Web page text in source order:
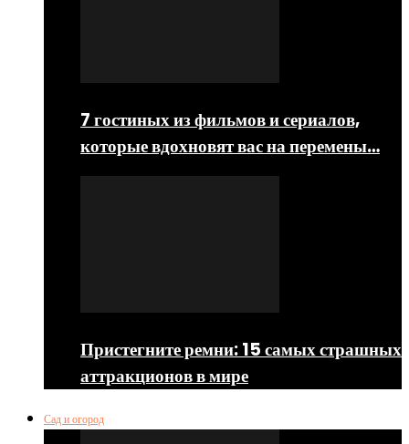
7 гостиных из фильмов и сериалов,
которые вдохновят вас на перемены…
Пристегните ремни: 15 самых страшных
аттракционов в мире
Сад и огород